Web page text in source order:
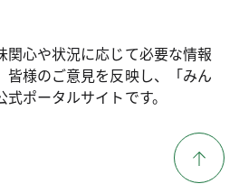
関心や状況に応じて必要な情報
皆様のご意見を反映し、「みん
ポータルサイトです。